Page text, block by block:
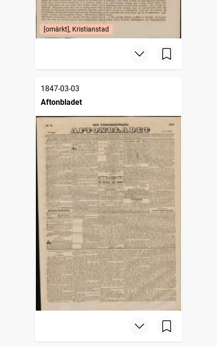
[omärkt], Kristianstad
1847-03-03
Aftonbladet